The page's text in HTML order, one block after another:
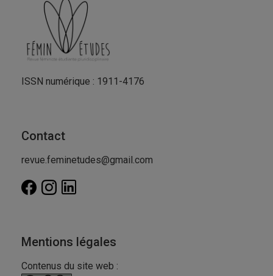
ISSN numérique : 1911-4176
Contact
revue.feminetudes@gmail.com
Mentions légales
Contenus du site web :